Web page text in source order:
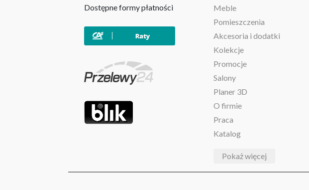
Dostępne formy płatności
Meble
Pomieszczenia
Akcesoria i dodatki
Kolekcje
Promocje
Salony
Planer 3D
O firmie
Praca
Katalog
Pokaż więcej